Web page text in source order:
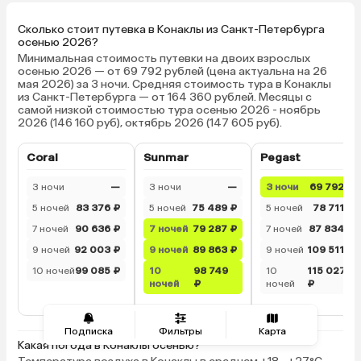
Подписка Фильтры Карта
Сколько стоит путевка в Конаклы из Санкт-Петербурга
осенью 2026?
Минимальная стоимость путевки на двоих взрослых
осенью 2026 — от 69 792 рублей (цена актуальна на 26
мая 2026) за 3 ночи. Средняя стоимость тура в Конаклы
из Санкт-Петербурга — от 164 360 рублей. Месяцы с
самой низкой стоимостью тура осенью 2026 - ноябрь
2026 (146 160 руб), октябрь 2026 (147 605 руб).
Coral
3 ночи
—
5 ночей
83 376 ₽
7 ночей
90 636 ₽
9 ночей 92 003 ₽
10 ночей99 085 ₽
Sunmar
3 ночи
—
5 ночей
75 489 ₽
7 ночей 79 287 ₽
9 ночей 89 863 ₽
10
ночей
98 749
₽
Pegast
3 ночи
69 792 ₽
5 ночей
78 711 ₽
7 ночей
87 834 ₽
9 ночей 109 511 ₽
10
ночей
115 027
₽
Какая погода в Конаклы осенью?